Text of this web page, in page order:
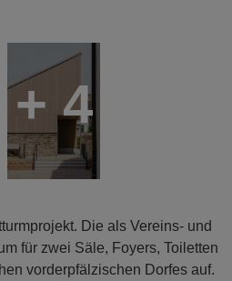
+ 4
Die als Vereins- und
für zwei Säle, Foyers, Toiletten
vorderpfälzischen Dorfes auf.